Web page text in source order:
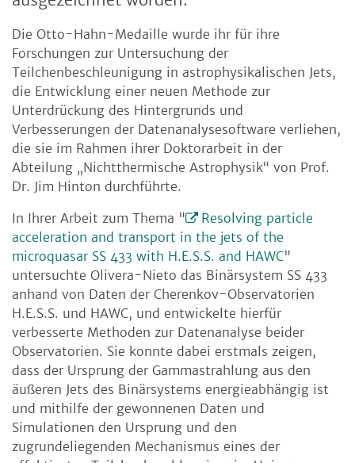
Die Otto-Hahn-Medaille wurde ihr für ihre
Forschungen zur Untersuchung der
Teilchenbeschleunigung in astrophysikalischen Jets,
die Entwicklung einer neuen Methode zur
Unterdrückung des Hintergrunds und
Verbesserungen der Datenanalysesoftware verliehen,
die sie im Rahmen ihrer Doktorarbeit in der
Abteilung „Nichtthermische Astrophysik“ von Prof.
Dr. Jim Hinton durchführte.
In Ihrer Arbeit zum Thema "
Resolving particle
acceleration and transport in the jets of the
microquasar SS 433 with H.E.S.S. and HAWC"
untersuchte Olivera-Nieto das Binärsystem SS 433
anhand von Daten der Cherenkov-Observatorien
H.E.S.S. und HAWC, und entwickelte hierfür
verbesserte Methoden zur Datenanalyse beider
Observatorien. Sie konnte dabei erstmals zeigen,
dass der Ursprung der Gammastrahlung aus den
äußeren Jets des Binärsystems energieabhängig ist
und mithilfe der gewonnenen Daten und
Simulationen den Ursprung und den
zugrundeliegenden Mechanismus eines der